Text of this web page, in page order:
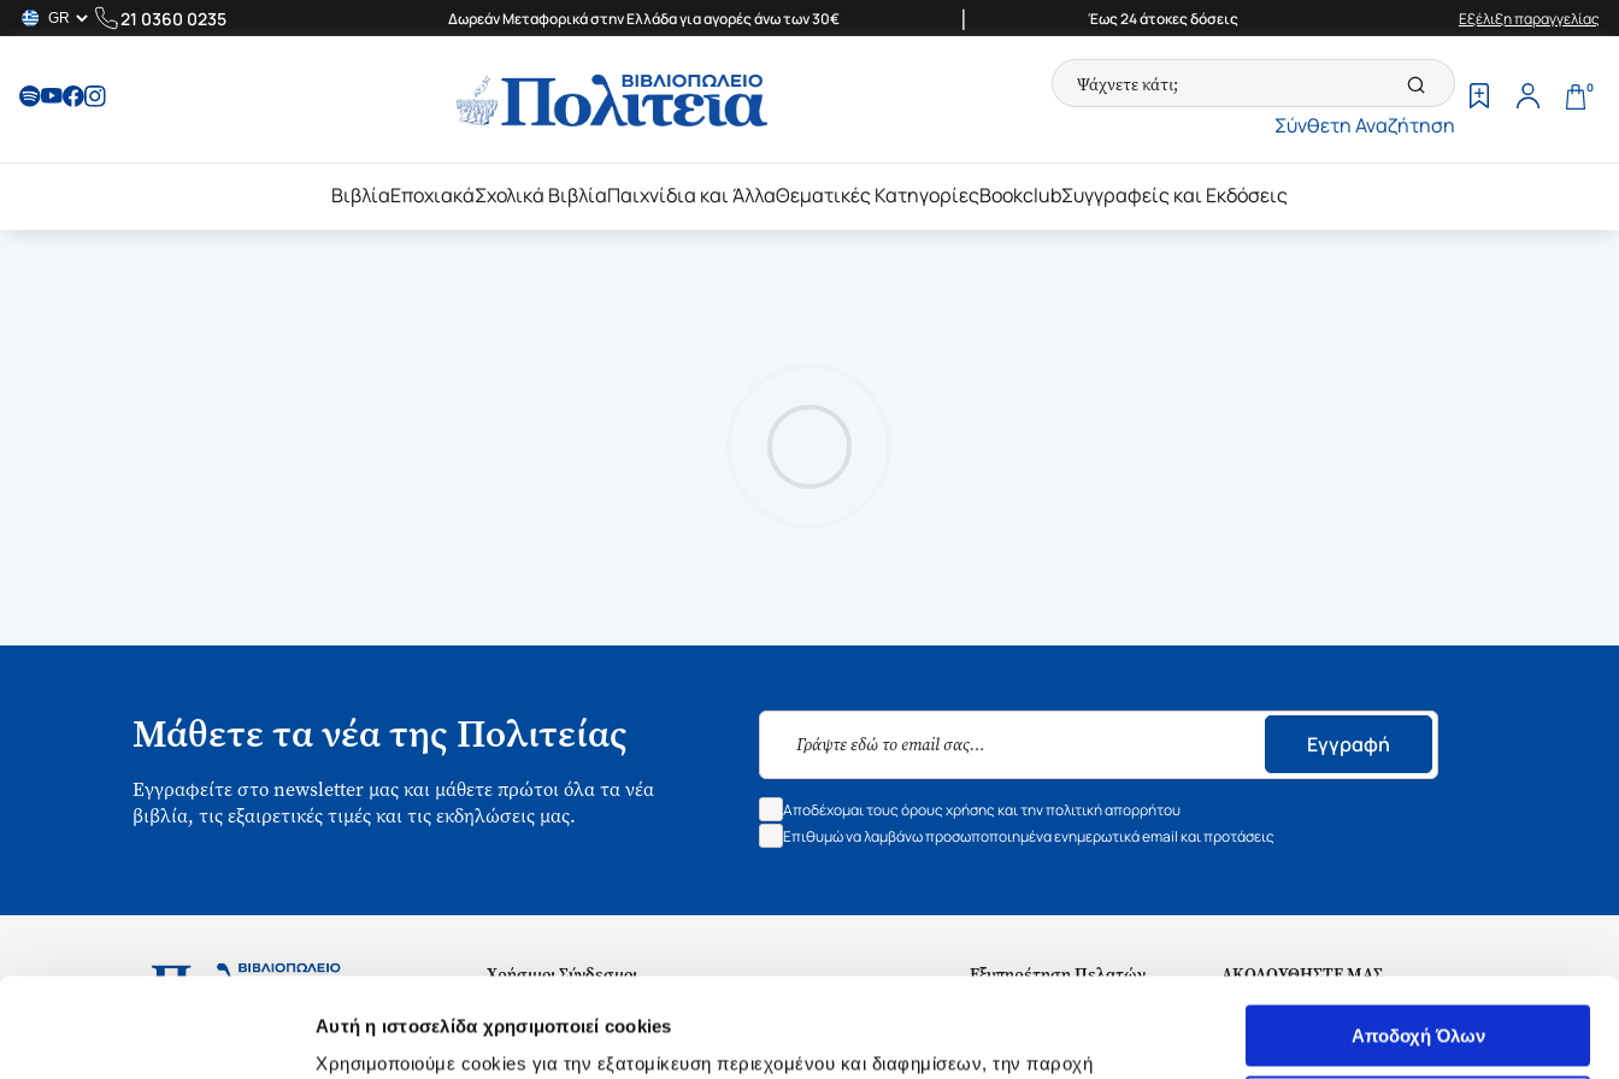
Αυτή η ιστοσελίδα χρησιμοποιεί cookies
Χρησιμοποιούμε cookies για την εξατομίκευση περιεχομένου και διαφημίσεων, την παροχή
Αποδοχή Όλων
21 0360 0235 Δωρεάν Μεταφορικά στην Ελλάδα για αγορές άνω των 30€ | Έως 24 άτοκες δόσεις Εξέλιξη παραγγελίας
Σύνθετη Αναζήτηση
0
ΒιβλίαΕποχιακάΣχολικά ΒιβλίαΠαιχνίδια και ΆλλαΘεματικές ΚατηγορίεςBookclubΣυγγραφείς και Εκδόσεις
Μάθετε τα νέα της Πολιτείας
Εγγραφείτε στο newsletter μας και μάθετε πρώτοι όλα τα νέα
βιβλία, τις εξαιρετικές τιμές και τις εκδηλώσεις μας.
Εγγραφή
Αποδέχομαι τους όρους χρήσης και την πολιτική απορρήτου
Επιθυμώ να λαμβάνω προσωποποιημένα ενημερωτικά email και προτάσεις
Ασκληπιού 1-3, Αθήνα 106 79
Χρήσιμοι Σύνδεσμοι
Σχετικά με εμάς
Θέσεις Εργασίας
Εξυπηρέτηση Πελατών
ΑΚΟΛΟΥΘΗΣΤΕ ΜΑΣ